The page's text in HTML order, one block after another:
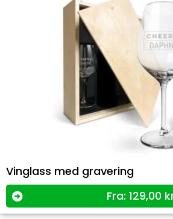
Vinglass med gravering
Fra: 129,00